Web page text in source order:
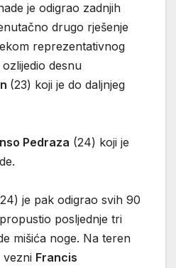
je odigrao zadnjih
drugo rješenje
reprezentativnog
desnu
(23) koji je do daljnjeg
Pedraza (24) koji je
je pak odigrao svih 90
posljednje tri
mišića noge. Na teren
vezni Francis